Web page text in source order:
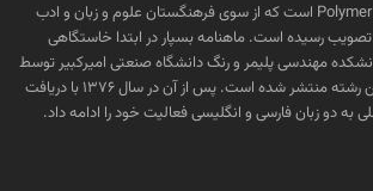
“بسپار” برابرنهاده واژه Polymer است که از سوی فرهنگستان علوم و زبان و ادب
تصویب رسیده است. ماهنامه بسپار در ابتدا خاستگاهی
مهندسی پلیمر و رنگ دانشگاه صنعتی امیرکبیر توسط
گروهی از دانشجویان این رشته منتشر شده است. پس از آن در سال ۱۳۷۶ با دریافت
به دو زبان فارسی و انگلیسی فعالیت خود را ادامه داد.